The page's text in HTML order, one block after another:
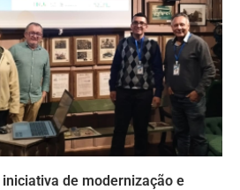
de modernização e